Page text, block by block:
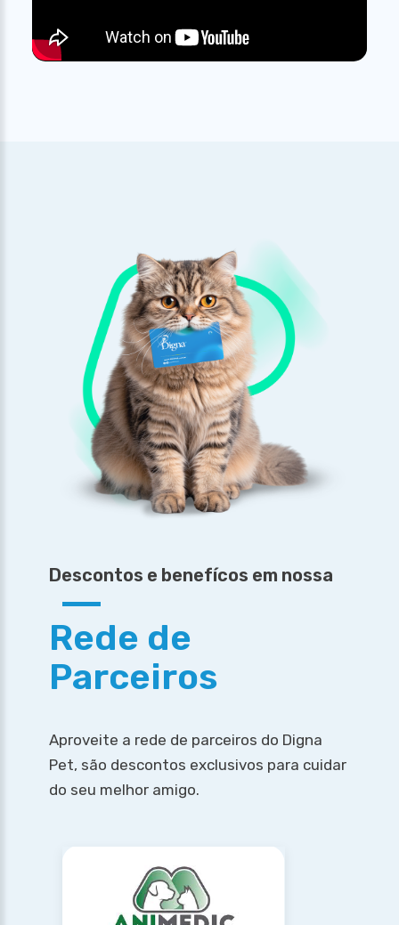
Descontos e benefícos em nossa
Rede de
Parceiros
Aproveite a rede de parceiros do Digna
Pet, são descontos exclusivos para cuidar
do seu melhor amigo.